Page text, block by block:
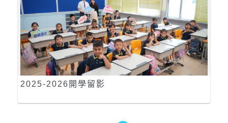
2025-2026開學留影